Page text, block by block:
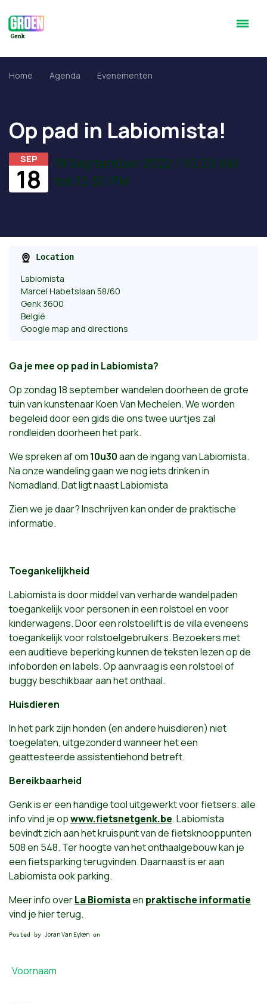
Home Agenda Evenementen
Op pad in Labiomista!
SEP
18
18 September 2022 / 10:30 AM
tot 12:30 PM
Location
Labiomista
Marcel Habetslaan 58/60
Genk 3600
België
Google map and directions
Ga je mee op pad in Labiomista?
Op zondag 18 september wandelen doorheen de grote
tuin van kunstenaar Koen Van Mechelen. We worden
begeleid door een gids die ons twee uurtjes zal
rondleiden doorheen het park.
We spreken af om 10u30aan de ingang van Labiomista.
Na onze wandeling gaan we nog iets drinken in
Nomadland. Dat ligt naast Labiomista
Zien we je daar? Inschrijven kan onder de praktische
informatie.
Toegankelijkheid
Labiomista is door middel van verharde wandelpaden
toegankelijk voor personen in een rolstoel en voor
kinderwagens. Door een rolstoellift is de villa eveneens
toegankelijk voor rolstoelgebruikers. Bezoekers met
een auditieve beperking kunnen de teksten lezen op de
infoborden en labels. Op aanvraag is een rolstoel of
buggy beschikbaar aan het onthaal.
Huisdieren
In het park zijn honden (en andere huisdieren) niet
toegelaten, uitgezonderd wanneer het een
geattesteerde assistentiehond betreft.
Bereikbaarheid
Genk is er een handige tool uitgewerkt voor fietsers. alle
info vind je opwww.fietsnetgenk.be. Labiomista
bevindt zich aan het kruispunt van de fietsknooppunten
508 en 548. Ter hoogte van het onthaalgebouw kan je
een fietsparking terugvinden. Daarnaast is er aan
Labiomista ook parking.
Meer info overLa Biomistaen praktische informatie
vind je hier terug.
Posted by Joran Van Eyken on
Voornaam